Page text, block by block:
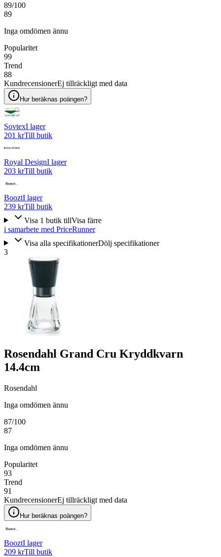
89/100
89
Inga omdömen ännu
Popularitet
99
Trend
88
KundrecensionerEj tillräckligt med data
Hur beräknas poängen?
SovtexI lager
201 krTill butik
Royal DesignI lager
203 krTill butik
BooztI lager
239 krTill butik
Visa 1 butik tillVisa färre
i samarbete med PriceRunner
Visa alla specifikationerDölj specifikationer
3
Rosendahl Grand Cru Kryddkvarn
14.4cm
Rosendahl
Inga omdömen ännu
87/100
87
Inga omdömen ännu
Popularitet
93
Trend
91
KundrecensionerEj tillräckligt med data
Hur beräknas poängen?
BooztI lager
209 krTill butik